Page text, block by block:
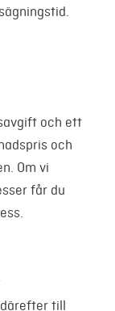
och ett
och
Om vi
får du
till